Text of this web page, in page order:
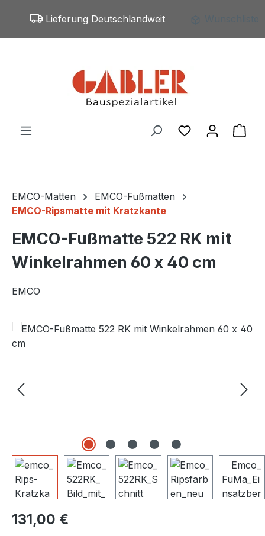
Zum Hauptinhalt springen
Lieferung Deutschlandweit
Du hast 0
EMCO-Matten
EMCO-Fußmatten
EMCO-Ripsmatte mit Kratzkante
EMCO-Fußmatte 522 RK mit
Winkelrahmen 60 x 40 cm
EMCO
Bildergalerie überspringen
Regulärer Preis:
131,00 €